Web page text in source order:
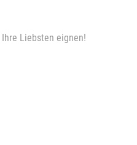
Liebsten eignen!